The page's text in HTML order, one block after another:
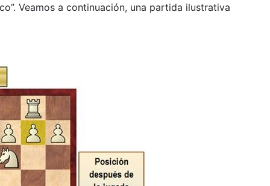
Veamos a continuación, una partida ilustrativa